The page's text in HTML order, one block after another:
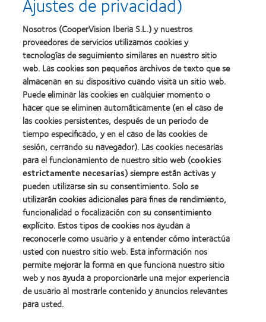
mejor
(2011)
salud
Learn
about
2012:
Premio
Manufacturing
Leadership
100
(ML
100)
(2012)
Learn
more
about
2012
Premio
internacional
REBRAND
100®
(2012)
Learn
more
about
Premio
de
la
Industria
de
la
BCLA
Nuestros productos
Encuentre su lente
Tecnología para lentes de contacto
Lentes de contacto y visión
Nosotros (CooperVision Iberia S.L.) y nuestros
proveedores de servicios utilizamos cookies y
tecnologías de seguimiento similares en nuestro sitio
web. Las cookies son pequeños archivos de texto que se
almacenan en su dispositivo cuando visita un sitio web.
Puede eliminar las cookies en cualquier momento o
hacer que se eliminen automáticamente (en el caso de
las cookies persistentes, después de un periodo de
tiempo especificado, y en el caso de las cookies de
sesión, cerrando su navegador). Las cookies necesarias
para el funcionamiento de nuestro sitio web (cookies
estrictamente necesarias) siempre están activas y
pueden utilizarse sin su consentimiento. Solo se
utilizarán cookies adicionales para fines de rendimiento,
funcionalidad o focalización con su consentimiento
explícito. Estos tipos de cookies nos ayudan a
reconocerle como usuario y a entender cómo interactúa
usted con nuestro sitio web. Esta información nos
permite mejorar la forma en que funciona nuestro sitio
web y nos ayuda a proporcionarle una mejor experiencia
de usuario al mostrarle contenido y anuncios relevantes
para usted.